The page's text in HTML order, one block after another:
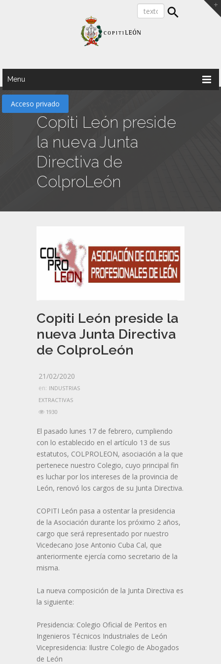
Menu
Acceso privado
Copiti León preside
la nueva Junta
Directiva de
ColproLeón
Copiti León preside la
nueva Junta Directiva
de ColproLeón
21/02/2020
en: INDUSTRIAS
EXTRACTIVAS
1930
El pasado lunes 17 de febrero, cumpliendo
con lo establecido en el artículo 13 de sus
estatutos, COLPROLEON, asociación a la que
pertenece nuestro Colegio, cuyo principal fin
es luchar por los intereses de la provincia de
León, renovó los cargos de su Junta Directiva.
COPITI León pasa a ostentar la presidencia
de la Asociación durante los próximo 2 años,
cargo que será representado por nuestro
Vicedecano Jose Antonio Cuba Cal, que
anteriormente ejercía como secretario de la
misma.
La nueva composición de la Junta Directiva es
la siguiente:
Presidencia: Colegio Oficial de Peritos en
Ingenieros Técnicos Industriales de León
Vicepresidencia: Ilustre Colegio de Abogados
de León